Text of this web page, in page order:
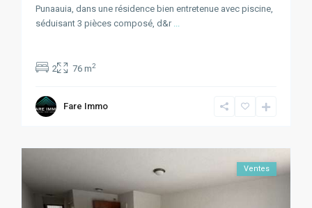
Punaauia, dans une résidence bien entretenue avec piscine,
séduisant 3 pièces composé, d&r ...
2 76 m2
Fare Immo
Ventes